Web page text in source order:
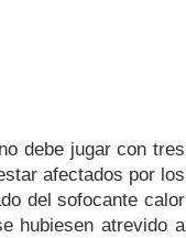
debe jugar con tres
afectados por los
del sofocante calor
hubiesen atrevido a